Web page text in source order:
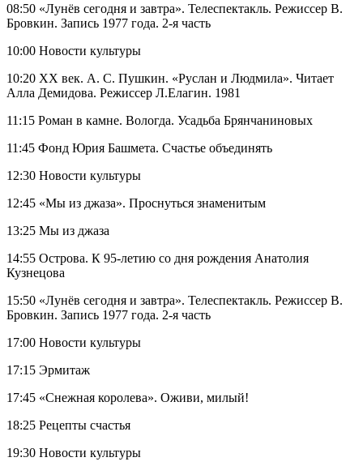
08:50 «Лунёв сегодня и завтра». Телеспектакль. Режиссер В.
Бровкин. Запись 1977 года. 2-я часть
10:00 Новости культуры
10:20 ХX век. А. С. Пушкин. «Руслан и Людмила». Читает
Алла Демидова. Режиссер Л.Елагин. 1981
11:15 Роман в камне. Вологда. Усадьба Брянчаниновых
11:45 Фонд Юрия Башмета. Счастье объединять
12:30 Новости культуры
12:45 «Мы из джаза». Проснуться знаменитым
13:25 Мы из джаза
14:55 Острова. К 95-летию со дня рождения Анатолия
Кузнецова
15:50 «Лунёв сегодня и завтра». Телеспектакль. Режиссер В.
Бровкин. Запись 1977 года. 2-я часть
17:00 Новости культуры
17:15 Эрмитаж
17:45 «Снежная королева». Оживи, милый!
18:25 Рецепты счастья
19:30 Новости культуры